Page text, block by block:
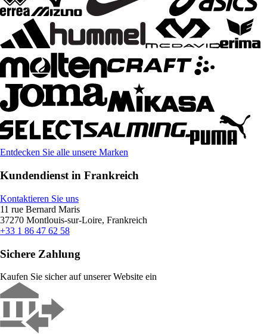
Entdecken Sie alle unsere Marken
Kundendienst in Frankreich
Kontaktieren Sie uns
11 rue Bernard Maris
37270 Montlouis-sur-Loire, Frankreich
+33 1 86 47 62 58
Sichere Zahlung
Kaufen Sie sicher auf unserer Website ein